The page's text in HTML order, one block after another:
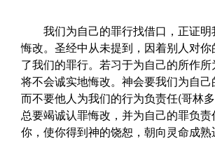
我们为自己的罪行找借口，正证明
悔改。圣经中从未提到，因着别人对
了我们的罪行。若习于为自己的所作
将不会诚实地悔改。神会要我们为自己
而不要他人为我们的行为负责任(哥林多
总要竭诚认罪悔改，并为自己的罪负
你，使你得到神的饶恕，朝向灵命成熟